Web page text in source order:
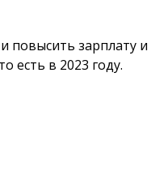
повысить зарплату и
есть в 2023 году.